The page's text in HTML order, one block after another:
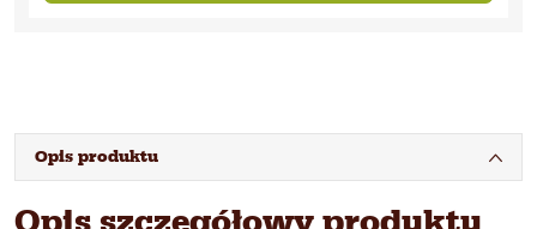
Opis produktu
Opis szczegółowy produktu